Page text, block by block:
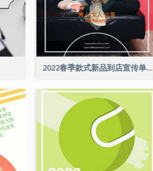
2022春季款式新品到店宣传单张